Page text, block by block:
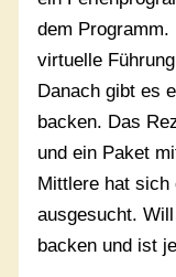
dem
virtuelle
Danach gibt es
backen. Das
und ein Paket
Mittlere hat sich
ausgesucht.
backen und ist